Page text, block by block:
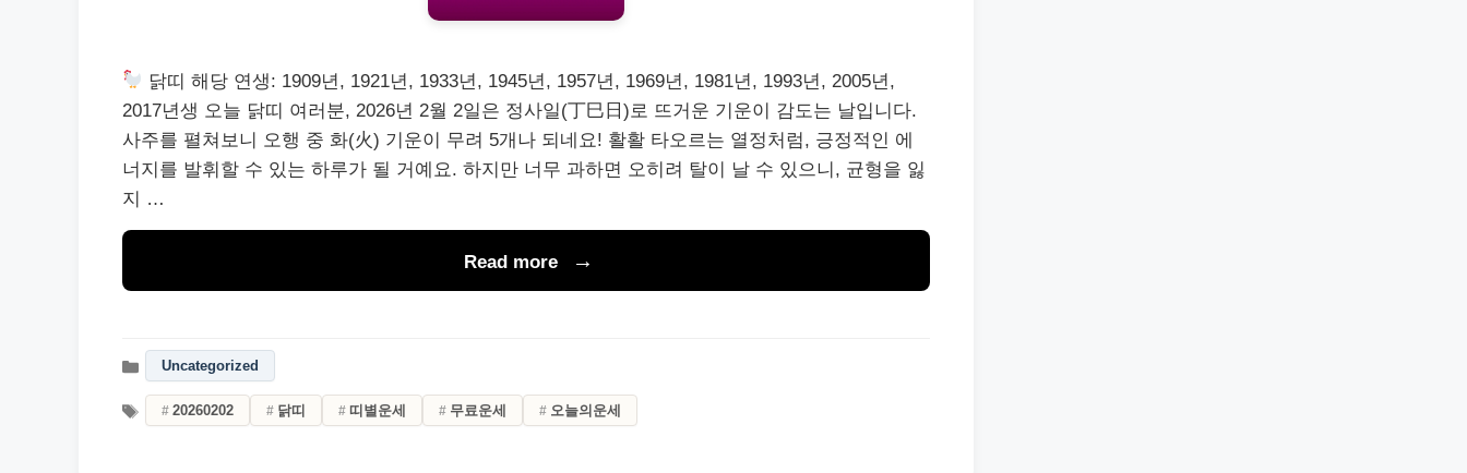
닭띠 해당 연생: 1909년, 1921년, 1933년, 1945년, 1957년, 1969년, 1981년, 1993년, 2005년,
2017년생 오늘 닭띠 여러분, 2026년 2월 2일은 정사일(丁巳日)로 뜨거운 기운이 감도는 날입니다.
사주를 펼쳐보니 오행 중 화(火) 기운이 무려 5개나 되네요! 활활 타오르는 열정처럼, 긍정적인 에
너지를 발휘할 수 있는 하루가 될 거예요. 하지만 너무 과하면 오히려 탈이 날 수 있으니, 균형을 잃
지 …
Read more
Uncategorized
20260202 닭띠 띠별운세 무료운세 오늘의운세